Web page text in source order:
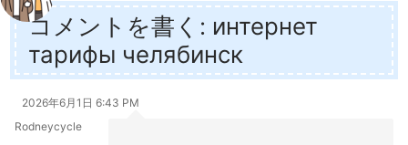
コメントを書く: интернет
тарифы челябинск
2026年6月1日 6:43 PM
Rodneycycle